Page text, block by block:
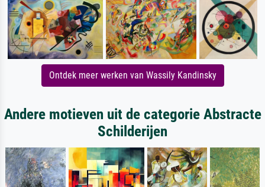
Ontdek meer werken van Wassily Kandinsky
Andere motieven uit de categorie Abstracte
Schilderijen